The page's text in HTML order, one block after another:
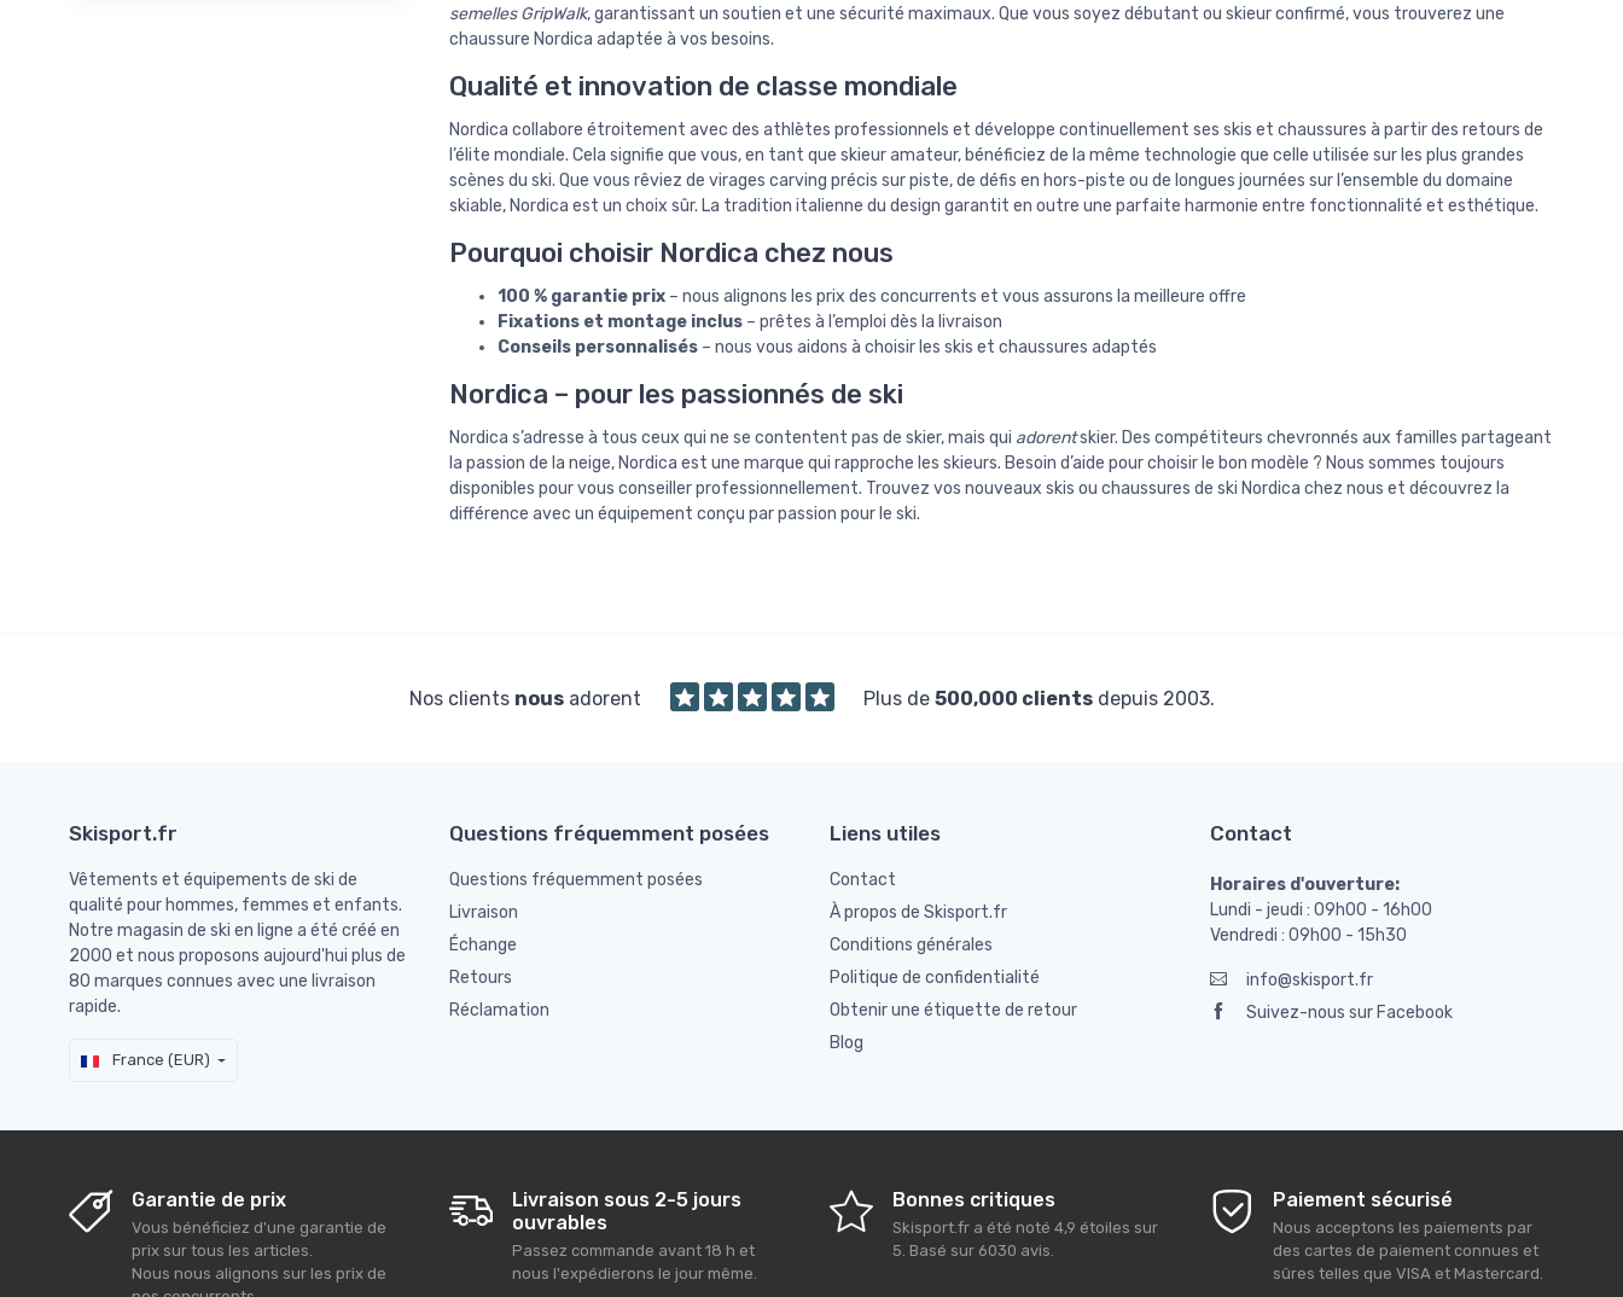
semelles GripWalk, garantissant un soutien et une sécurité maximaux. Que vous soyez débutant ou skieur confirmé, vous trouverez une
chaussure Nordica adaptée à vos besoins.
Qualité et innovation de classe mondiale
Nordica collabore étroitement avec des athlètes professionnels et développe continuellement ses skis et chaussures à partir des retours de
l’élite mondiale. Cela signifie que vous, en tant que skieur amateur, bénéficiez de la même technologie que celle utilisée sur les plus grandes
scènes du ski. Que vous rêviez de virages carving précis sur piste, de défis en hors-piste ou de longues journées sur l’ensemble du domaine
skiable, Nordica est un choix sûr. La tradition italienne du design garantit en outre une parfaite harmonie entre fonctionnalité et esthétique.
Pourquoi choisir Nordica chez nous
100 % garantie prix – nous alignons les prix des concurrents et vous assurons la meilleure offre
Fixations et montage inclus – prêtes à l’emploi dès la livraison
Conseils personnalisés – nous vous aidons à choisir les skis et chaussures adaptés
Nordica – pour les passionnés de ski
Nordica s’adresse à tous ceux qui ne se contentent pas de skier, mais qui adorentskier. Des compétiteurs chevronnés aux familles partageant
la passion de la neige, Nordica est une marque qui rapproche les skieurs. Besoin d’aide pour choisir le bon modèle ? Nous sommes toujours
disponibles pour vous conseiller professionnellement. Trouvez vos nouveaux skis ou chaussures de ski Nordica chez nous et découvrez la
différence avec un équipement conçu par passion pour le ski.
Nos clients nousadorent Plus de 500,000 clientsdepuis 2003.
Skisport.fr
Vêtements et équipements de ski de
qualité pour hommes, femmes et enfants.
Notre magasin de ski en ligne a été créé en
2000 et nous proposons aujourd'hui plus de
80 marques connues avec une livraison
rapide.
France (EUR)
Questions fréquemment posées
Questions fréquemment posées
Livraison
Échange
Retours
Réclamation
Liens utiles
Contact
À propos de Skisport.fr
Conditions générales
Politique de confidentialité
Obtenir une étiquette de retour
Blog
Contact
Horaires d'ouverture:
Lundi - jeudi : 09h00 - 16h00
Vendredi : 09h00 - 15h30
info@skisport.fr
Suivez-nous sur Facebook
Garantie de prix
Vous bénéficiez d'une garantie de
prix sur tous les articles.
Nous nous alignons sur les prix de
Livraison sous 2-5 jours
ouvrables
Passez commande avant 18 h et
nous l'expédierons le jour même.
Bonnes critiques
Skisport.fr a été noté 4,9 étoiles sur
5. Basé sur 6030 avis.
Paiement sécurisé
Nous acceptons les paiements par
des cartes de paiement connues et
sûres telles que VISA et Mastercard.